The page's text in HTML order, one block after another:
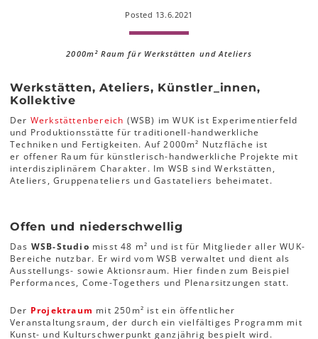
Posted 13.6.2021
2000m² Raum für Werkstätten und Ateliers
Werkstätten, Ateliers, Künstler_innen,
Kollektive
Der Werkstättenbereich (WSB) im WUK ist Experimentierfeld
und Produktionsstätte für traditionell-handwerkliche
Techniken und Fertigkeiten. Auf 2000m² Nutzfläche ist
er offener Raum für künstlerisch-handwerkliche Projekte mit
interdisziplinärem Charakter. Im WSB sind Werkstätten,
Ateliers, Gruppenateliers und Gastateliers beheimatet.
Offen und niederschwellig
Das WSB-Studio misst 48 m² und ist für Mitglieder aller WUK-
Bereiche nutzbar. Er wird vom WSB verwaltet und dient als
Ausstellungs- sowie Aktionsraum. Hier finden zum Beispiel
Performances, Come-Togethers und Plenarsitzungen statt.
Der Projektraum mit 250m² ist ein öffentlicher
Veranstaltungsraum, der durch ein vielfältiges Programm mit
Kunst- und Kulturschwerpunkt ganzjährig bespielt wird.